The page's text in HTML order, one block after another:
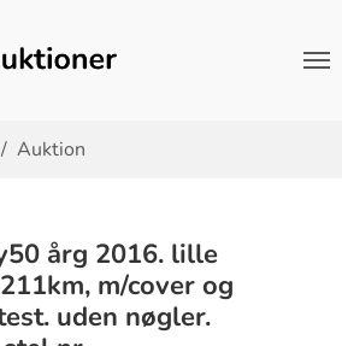
Auktion
årg 2016. lille
m/cover og
uden nøgler.